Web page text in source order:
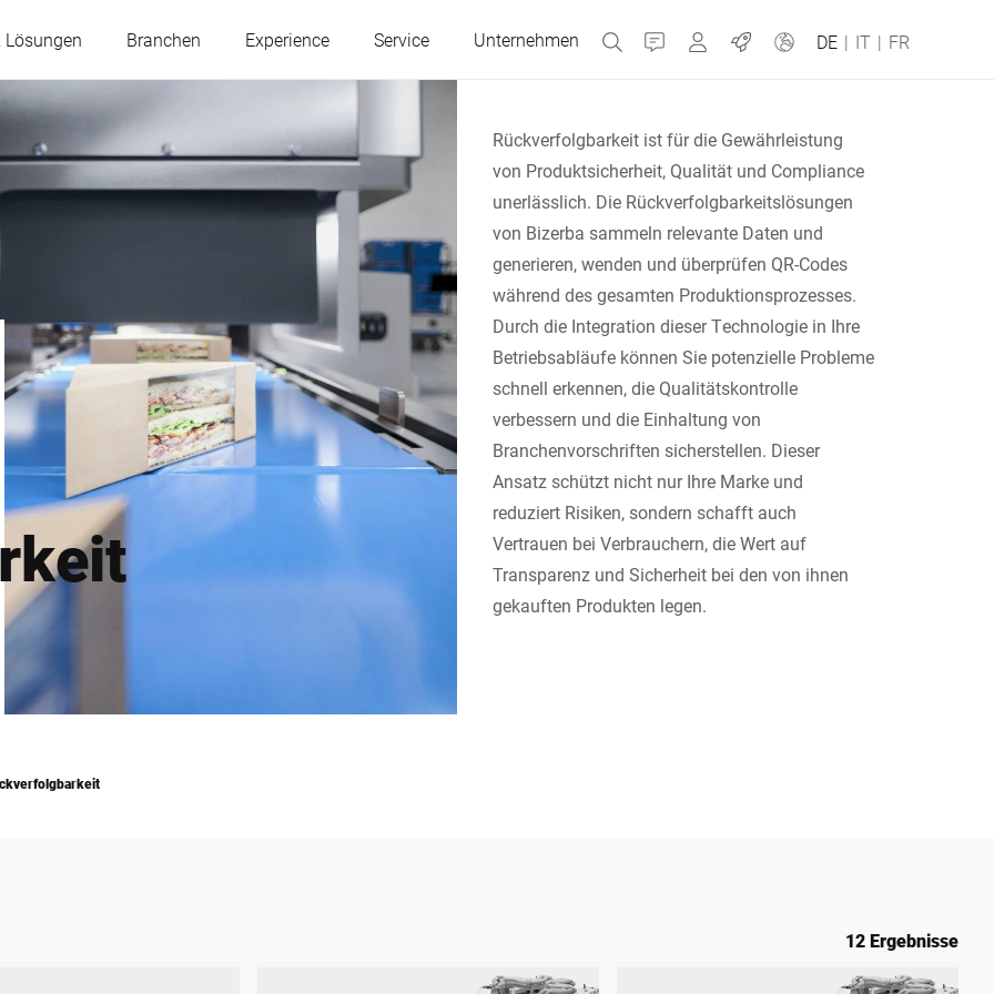
Lösungen Branchen Experience Service Unternehmen Kontakt MyBizerba
Jobs DE | IT | FR
Österreich Belgien Tschechien
Deutschland Griechenland
Ungarn Italien Niederlande
Polen Portugal Russland
Serbien Slowakei
Schweiz Ukraine
Vereinigtes Königreich
Rückverfolgbarkeit ist für die Gewährleistung
von Produktsicherheit, Qualität und Compliance
unerlässlich. Die Rückverfolgbarkeitslösungen
von Bizerba sammeln relevante Daten und
generieren, wenden und überprüfen QR-Codes
während des gesamten Produktionsprozesses.
Durch die Integration dieser Technologie in Ihre
Betriebsabläufe können Sie potenzielle Probleme
schnell erkennen, die Qualitätskontrolle
verbessern und die Einhaltung von
Branchenvorschriften sicherstellen. Dieser
Ansatz schützt nicht nur Ihre Marke und
reduziert Risiken, sondern schafft auch
Vertrauen bei Verbrauchern, die Wert auf
Transparenz und Sicherheit bei den von ihnen
gekauften Produkten legen.
12 Ergebnisse